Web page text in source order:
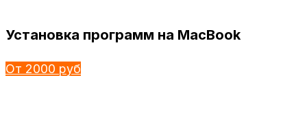
Установка программ на MacBook
От 2000 руб